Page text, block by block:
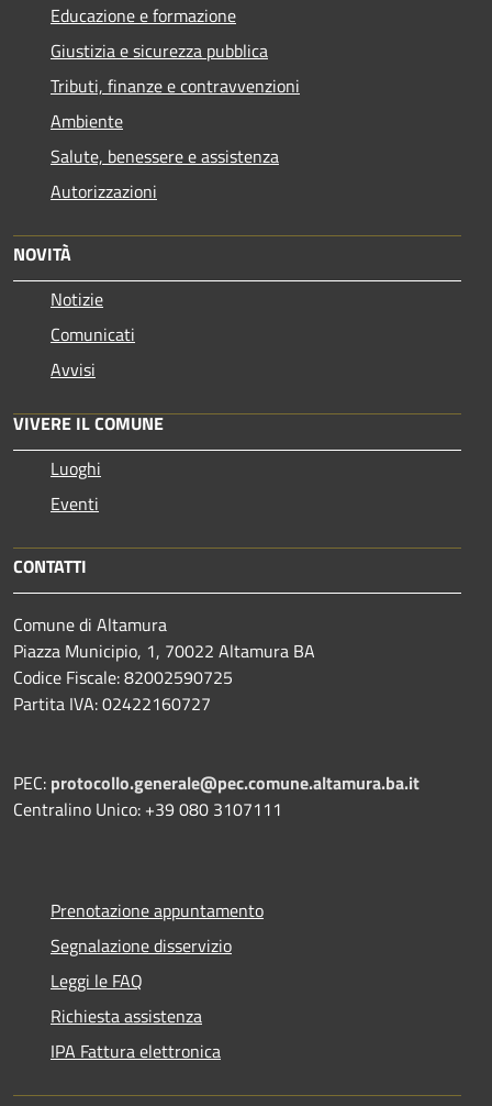
Educazione e formazione
Giustizia e sicurezza pubblica
Tributi, finanze e contravvenzioni
Ambiente
Salute, benessere e assistenza
Autorizzazioni
NOVITÀ
Notizie
Comunicati
Avvisi
VIVERE IL COMUNE
Luoghi
Eventi
CONTATTI
Comune di Altamura
Piazza Municipio, 1, 70022 Altamura BA
Codice Fiscale: 82002590725
Partita IVA: 02422160727
PEC: protocollo.generale@pec.comune.altamura.ba.it
Centralino Unico: +39 080 3107111
Prenotazione appuntamento
Segnalazione disservizio
Leggi le FAQ
Richiesta assistenza
IPA Fattura elettronica